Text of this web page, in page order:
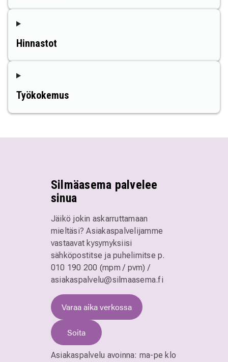
Hinnastot
Työkokemus
Silmäasema palvelee
sinua
Jäikö jokin askarruttamaan
mieltäsi? Asiakaspalvelijamme
vastaavat kysymyksiisi
sähköpostitse ja puhelimitsep.
010 190 200 (mpm / pvm)/
asiakaspalvelu@silmaasema.fi
Varaa aika verkossa
Soita
Asiakaspalvelu avoinna: ma-pe klo